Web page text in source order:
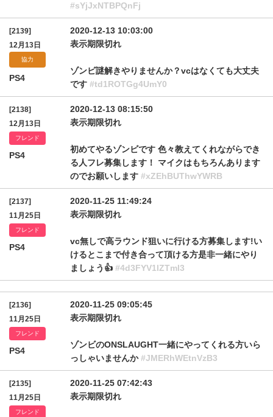
#sYjJxNTBPQnFj
[2139]
12月13日
協力
PS4
2020-12-13 10:03:00
表示期限切れ
ゾンビ謎解きやりませんか？vcはなくても大丈夫
です #td1ROTGg4UmY0
[2138]
12月13日
フレンド
PS4
2020-12-13 08:15:50
表示期限切れ
初めてやるゾンビです 色々教えてくれながらでき
る人フレ募集します！ マイクはもちろんあります
のでお願いします #xZEhBUThwYWRB
[2137]
11月25日
フレンド
PS4
2020-11-25 11:49:24
表示期限切れ
vc無しで高ラウンド狙いに行ける方募集します!い
けるとこまで付き合って頂ける方是非一緒にやり
ましょう👍 #4d3FYV1lZTml3
[2136]
11月25日
フレンド
PS4
2020-11-25 09:05:45
表示期限切れ
ゾンビのONSLAUGHT一緒にやってくれる方いら
っしゃいませんか#JMERhWEtnVzB3
[2135]
11月25日
フレンド
2020-11-25 07:42:43
表示期限切れ